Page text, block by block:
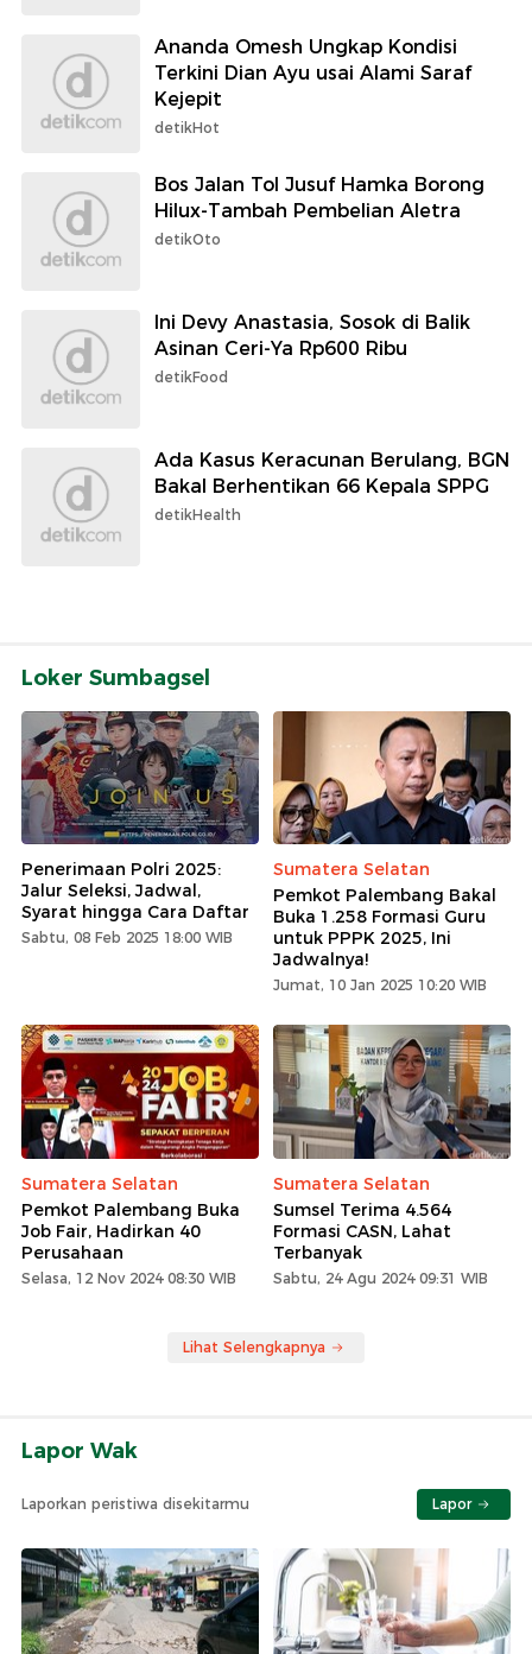
Ananda Omesh Ungkap Kondisi
Terkini Dian Ayu usai Alami Saraf
Kejepit
detikHot
Bos Jalan Tol Jusuf Hamka Borong
Hilux-Tambah Pembelian Aletra
detikOto
Ini Devy Anastasia, Sosok di Balik
Asinan Ceri-Ya Rp600 Ribu
detikFood
Ada Kasus Keracunan Berulang, BGN
Bakal Berhentikan 66 Kepala SPPG
detikHealth
Loker Sumbagsel
Penerimaan Polri 2025:
Jalur Seleksi, Jadwal,
Syarat hingga Cara Daftar
Sabtu, 08 Feb 2025 18:00 WIB
Sumatera Selatan
Pemkot Palembang Bakal
Buka 1.258 Formasi Guru
untuk PPPK 2025, Ini
Jadwalnya!
Jumat, 10 Jan 2025 10:20 WIB
Sumatera Selatan
Pemkot Palembang Buka
Job Fair, Hadirkan 40
Perusahaan
Selasa, 12 Nov 2024 08:30 WIB
Sumatera Selatan
Sumsel Terima 4.564
Formasi CASN, Lahat
Terbanyak
Sabtu, 24 Agu 2024 09:31 WIB
Lihat Selengkapnya
Lapor Wak
Laporkan peristiwa disekitarmu Lapor